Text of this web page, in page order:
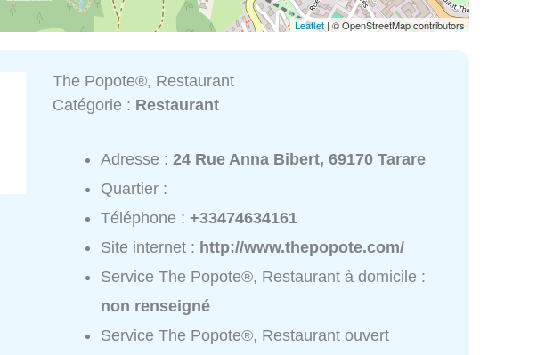
Leaflet| © OpenStreetMap contributors
The Popote®, Restaurant
Catégorie : Restaurant
Adresse :24 Rue Anna Bibert, 69170 Tarare
Quartier :
Téléphone :+33474634161
Site internet : http://www.thepopote.com/
Service The Popote®, Restaurant à domicile :
non renseigné
Service The Popote®, Restaurant ouvert